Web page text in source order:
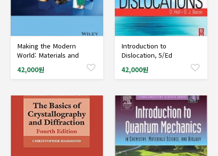
샘플도서신청
Making the Modern
World: Materials and
42,000원
샘플도서신청
Introduction to
Dislocation, 5/Ed
42,000원